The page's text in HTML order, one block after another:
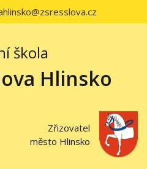
škola
Hlinsko
Zřizovatel
město Hlinsko